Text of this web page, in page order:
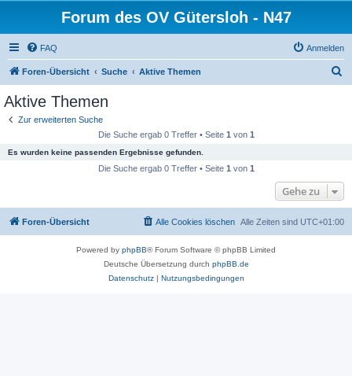
Forum des OV Gütersloh - N47
FAQ Anmelden
Foren-Übersicht Suche Aktive Themen
Aktive Themen
Zur erweiterten Suche
Die Suche ergab 0 Treffer • Seite 1 von 1
Es wurden keine passenden Ergebnisse gefunden.
Die Suche ergab 0 Treffer • Seite 1 von 1
Gehe zu
Foren-Übersicht Alle Zeiten sind UTC+01:00
Alle Cookies löschen
Powered by phpBB® Forum Software © phpBB Limited
Deutsche Übersetzung durch phpBB.de
Datenschutz| Nutzungsbedingungen